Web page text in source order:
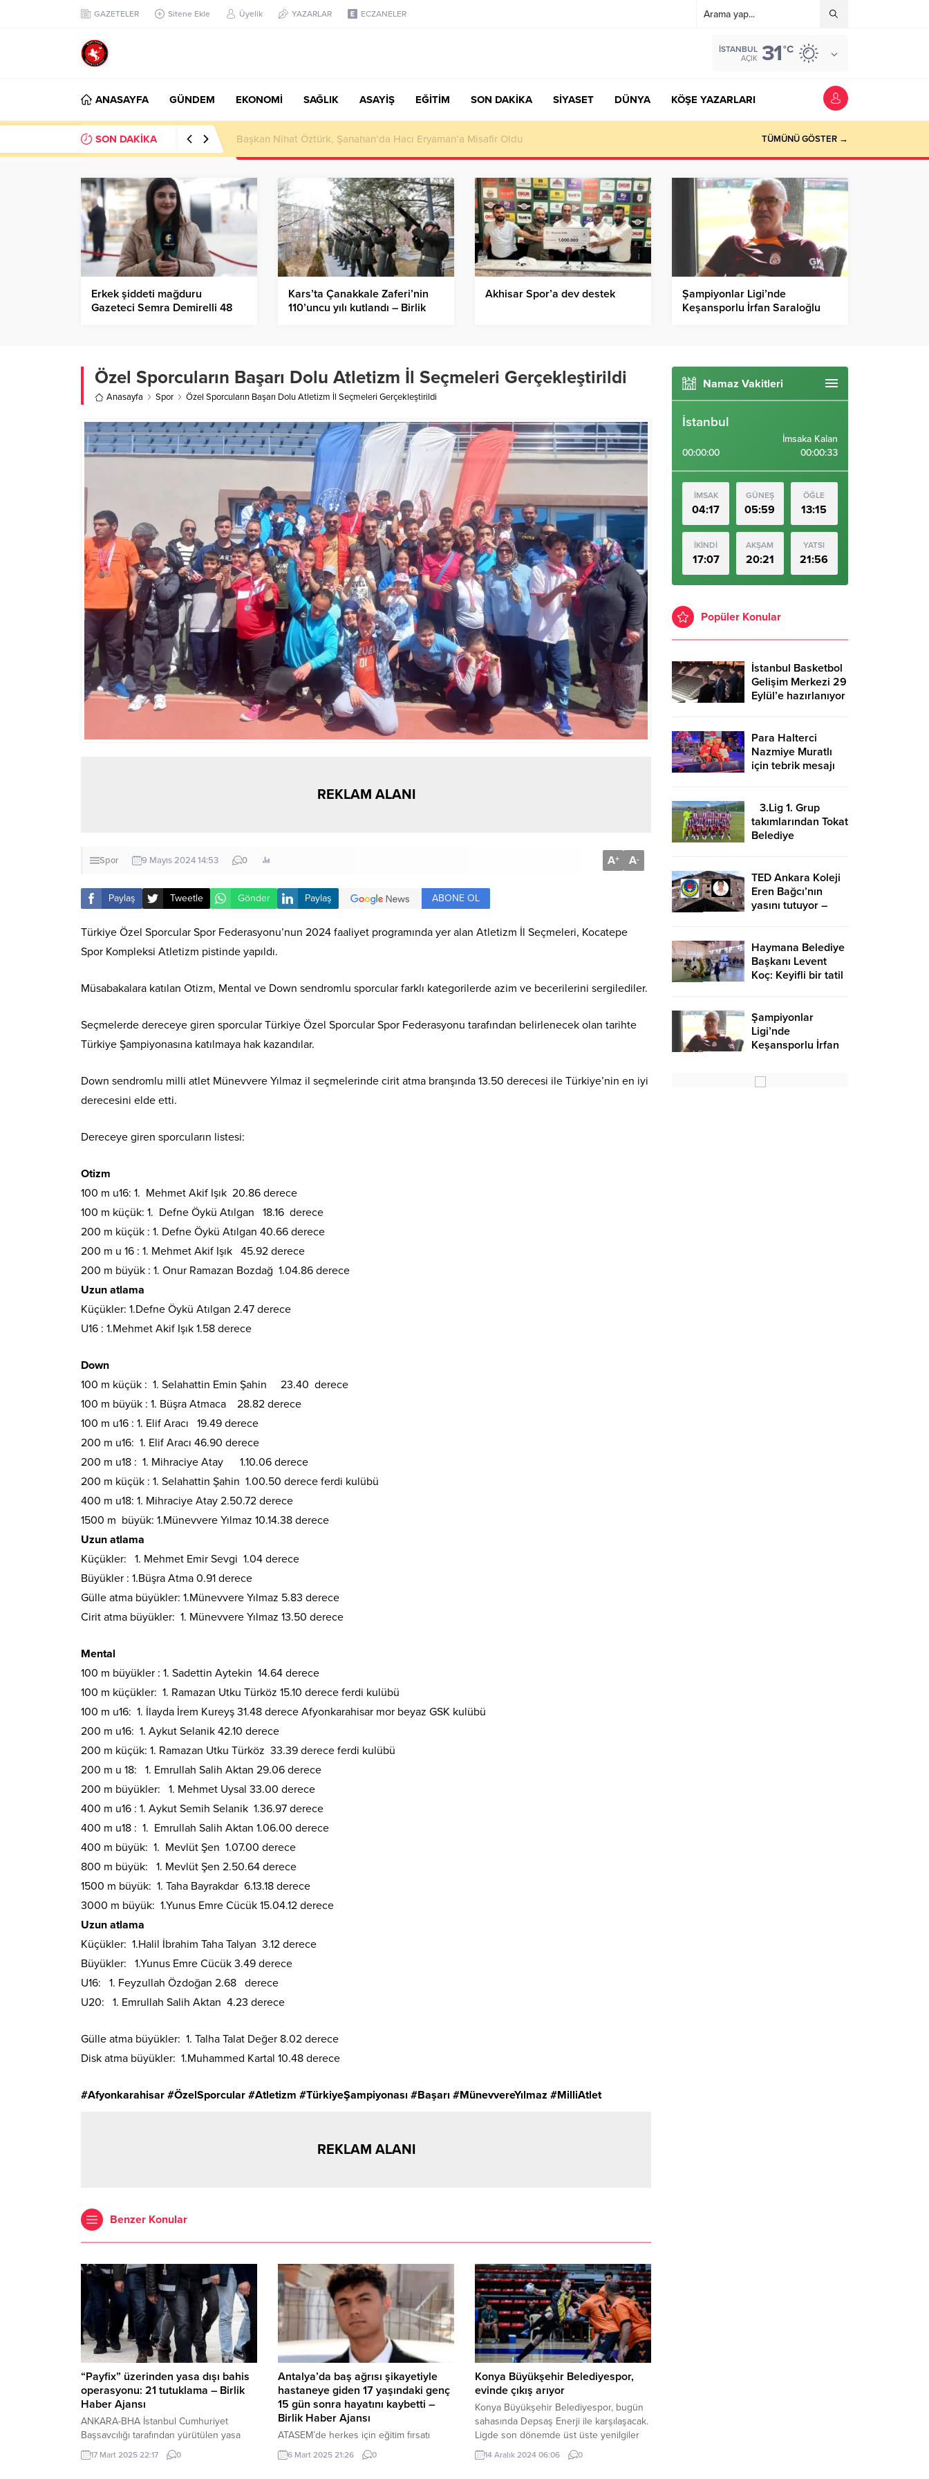
GAZETELER Sitene Ekle Üyelik YAZARLAR ECZANELER
İSTANBUL
AÇIK 31°C
ANASAYFA GÜNDEM EKONOMİ SAĞLIK ASAYİŞ EĞİTİM SON DAKİKA SİYASET DÜNYA KÖŞE YAZARLARI
SON DAKİKA Başkan Nihat Öztürk, Şanahan’da Hacı Eryaman’a Misafir Oldu TÜMÜNÜ GÖSTER →
Erkek şiddeti mağduru
Gazeteci Semra Demirelli 48
Kars’ta Çanakkale Zaferi’nin
110’uncu yılı kutlandı – Birlik
Akhisar Spor’a dev destek
Şampiyonlar Ligi’nde
Keşansporlu İrfan Saraloğlu
Özel Sporcuların Başarı Dolu Atletizm İl Seçmeleri Gerçekleştirildi
Anasayfa Spor Özel Sporcuların Başarı Dolu Atletizm İl Seçmeleri Gerçekleştirildi
REKLAM ALANI
Spor 9 Mayıs 2024 14:53 0 A+ A-
Paylaş Tweetle Gönder Paylaş ABONE OL
Türkiye Özel Sporcular Spor Federasyonu’nun 2024 faaliyet programında yer alan Atletizm İl Seçmeleri, Kocatepe
Spor Kompleksi Atletizm pistinde yapıldı.
Müsabakalara katılan Otizm, Mental ve Down sendromlu sporcular farklı kategorilerde azim ve becerilerini sergilediler.
Seçmelerde dereceye giren sporcular Türkiye Özel Sporcular Spor Federasyonu tarafından belirlenecek olan tarihte
Türkiye Şampiyonasına katılmaya hak kazandılar.
Down sendromlu milli atlet Münevvere Yılmaz il seçmelerinde cirit atma branşında 13.50 derecesi ile Türkiye’nin en iyi
derecesini elde etti.
Dereceye giren sporcuların listesi:
Otizm
100 m u16: 1. Mehmet Akif Işık 20.86 derece
100 m küçük: 1. Defne Öykü Atılgan 18.16 derece
200 m küçük : 1. Defne Öykü Atılgan 40.66 derece
200 m u 16 : 1. Mehmet Akif Işık 45.92 derece
200 m büyük : 1. Onur Ramazan Bozdağ 1.04.86 derece
Uzun atlama
Küçükler: 1.Defne Öykü Atılgan 2.47 derece
U16 : 1.Mehmet Akif Işık 1.58 derece
Down
100 m küçük : 1. Selahattin Emin Şahin 23.40 derece
100 m büyük : 1. Büşra Atmaca 28.82 derece
100 m u16 : 1. Elif Aracı 19.49 derece
200 m u16: 1. Elif Aracı 46.90 derece
200 m u18 : 1. Mihraciye Atay 1.10.06 derece
200 m küçük : 1. Selahattin Şahin 1.00.50 derece ferdi kulübü
400 m u18: 1. Mihraciye Atay 2.50.72 derece
1500 m büyük: 1.Münevvere Yılmaz 10.14.38 derece
Uzun atlama
Küçükler: 1. Mehmet Emir Sevgi 1.04 derece
Büyükler : 1.Büşra Atma 0.91 derece
Gülle atma büyükler: 1.Münevvere Yılmaz 5.83 derece
Cirit atma büyükler: 1. Münevvere Yılmaz 13.50 derece
Mental
100 m büyükler : 1. Sadettin Aytekin 14.64 derece
100 m küçükler: 1. Ramazan Utku Türköz 15.10 derece ferdi kulübü
100 m u16: 1. İlayda İrem Kureyş 31.48 derece Afyonkarahisar mor beyaz GSK kulübü
200 m u16: 1. Aykut Selanik 42.10 derece
200 m küçük: 1. Ramazan Utku Türköz 33.39 derece ferdi kulübü
200 m u 18: 1. Emrullah Salih Aktan 29.06 derece
200 m büyükler: 1. Mehmet Uysal 33.00 derece
400 m u16 : 1. Aykut Semih Selanik 1.36.97 derece
400 m u18 : 1. Emrullah Salih Aktan 1.06.00 derece
400 m büyük: 1. Mevlüt Şen 1.07.00 derece
800 m büyük: 1. Mevlüt Şen 2.50.64 derece
1500 m büyük: 1. Taha Bayrakdar 6.13.18 derece
3000 m büyük: 1.Yunus Emre Cücük 15.04.12 derece
Uzun atlama
Küçükler: 1.Halil İbrahim Taha Talyan 3.12 derece
Büyükler: 1.Yunus Emre Cücük 3.49 derece
U16: 1. Feyzullah Özdoğan 2.68 derece
U20: 1. Emrullah Salih Aktan 4.23 derece
Gülle atma büyükler: 1. Talha Talat Değer 8.02 derece
Disk atma büyükler: 1.Muhammed Kartal 10.48 derece
#Afyonkarahisar #ÖzelSporcular #Atletizm #TürkiyeŞampiyonası #Başarı #MünevvereYılmaz #MilliAtlet
REKLAM ALANI
Benzer Konular
“Payfix” üzerinden yasa dışı bahis
operasyonu: 21 tutuklama – Birlik
Haber Ajansı
ANKARA-BHA İstanbul Cumhuriyet
Başsavcılığı tarafından yürütülen yasa
dışı bahis soruşturması kapsamında 14
Mart’ta düzenlenen operasyonda
17 Mart 2025 22:17 0
Antalya’da baş ağrısı şikayetiyle
hastaneye giden 17 yaşındaki genç
15 gün sonra hayatını kaybetti –
Birlik Haber Ajansı
ATASEM’de herkes için eğitim fırsatı
ANTALYA-BHA Antalya Kumluca ilçesinde
lise son sınıf öğrencisi 17 yaşındaki
6 Mart 2025 21:26 0
Konya Büyükşehir Belediyespor,
evinde çıkış arıyor
Konya Büyükşehir Belediyespor, bugün
sahasında Depsaş Enerji ile karşılaşacak.
Ligde son dönemde üst üste yenilgiler
alan sarı-siyahlı ekip, başkent ekibini
mağlup ederek kötü gidişatına son
14 Aralık 2024 06:06 0
Namaz Vakitleri
İstanbul
00:00:00
İmsaka Kalan
00:00:32
İMSAK
04:17
GÜNEŞ
05:59
ÖĞLE
13:15
İKİNDİ
17:07
AKŞAM
20:21
YATSI
21:56
Popüler Konular
İstanbul Basketbol
Gelişim Merkezi 29
Eylül’e hazırlanıyor
Para Halterci
Nazmiye Muratlı
için tebrik mesajı
3.Lig 1. Grup
takımlarından Tokat
Belediye
evinde ağırlayacak
TED Ankara Koleji
Eren Bağcı’nın
yasını tutuyor –
Haymana Belediye
Başkanı Levent
Koç: Keyifli bir tatil
Şampiyonlar
Ligi’nde
Keşansporlu İrfan
gururlandırdı